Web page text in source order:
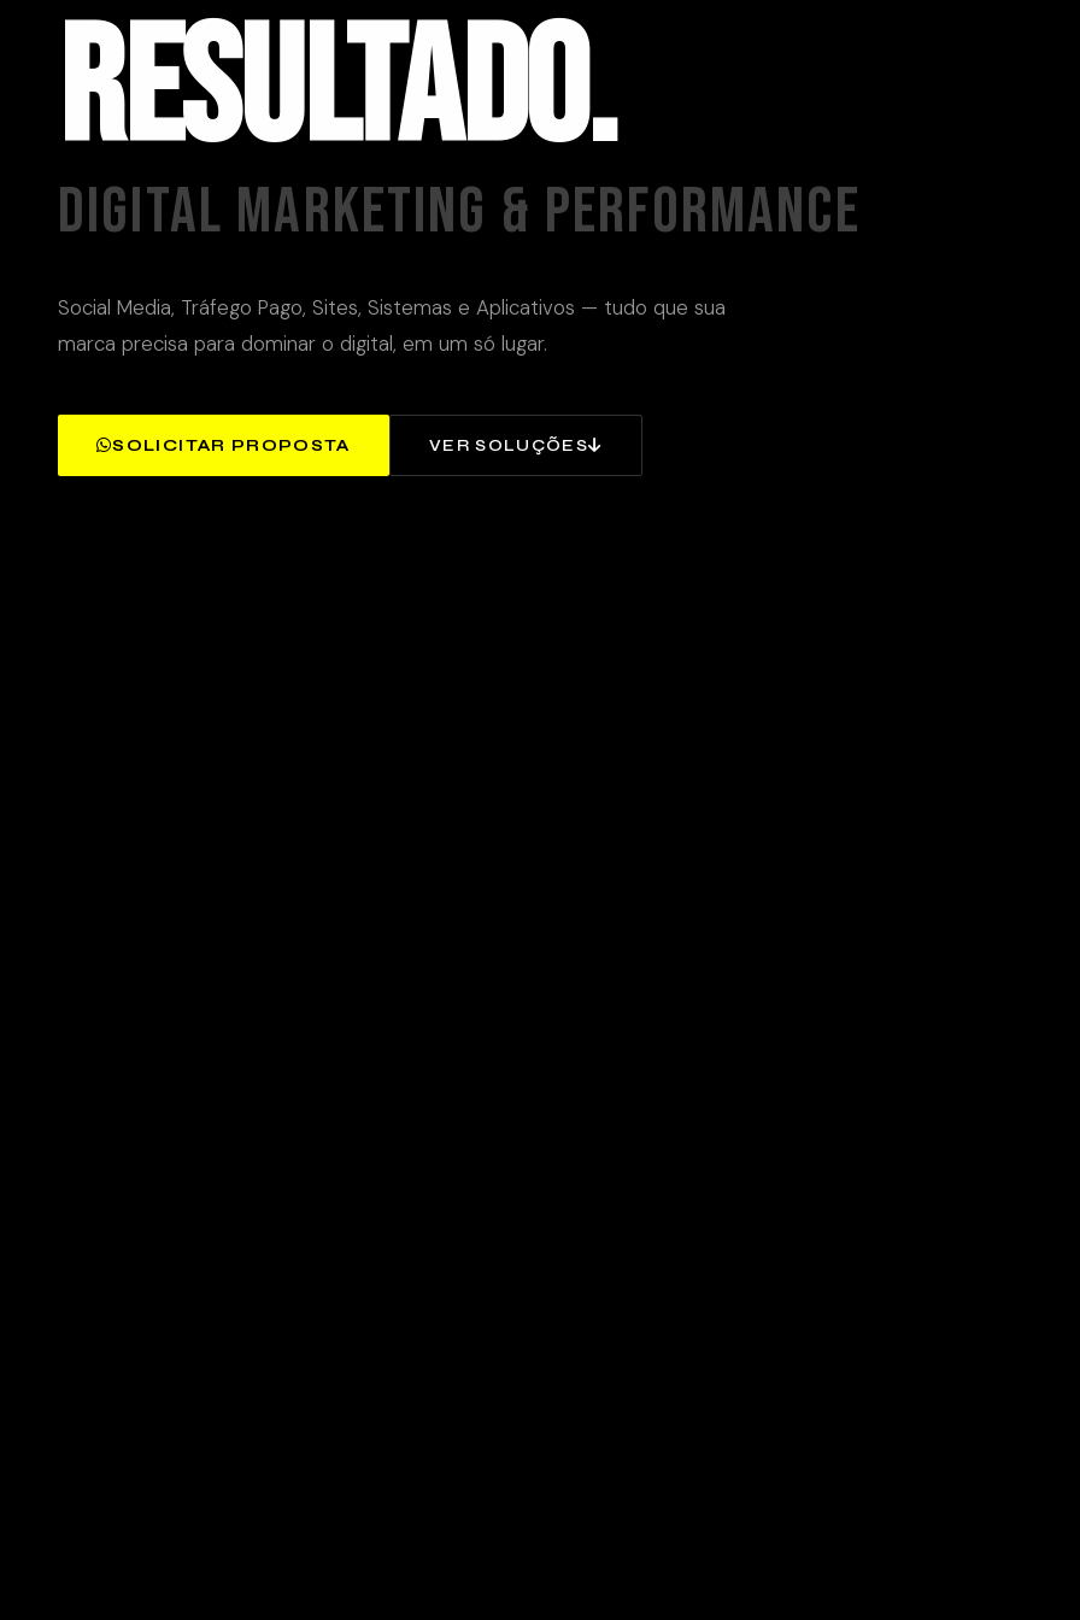
RESULTADO.
DIGITAL MARKETING & PERFORMANCE
Social Media, Tráfego Pago, Sites, Sistemas e Aplicativos — tudo que sua
marca precisa para dominar o digital, em um só lugar.
SOLICITAR PROPOSTA VER SOLUÇÕES